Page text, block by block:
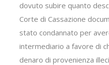
dovuto subire quanto
Corte di Cassazione
stato condannato per
intermediario a favore di
denaro di provenienza